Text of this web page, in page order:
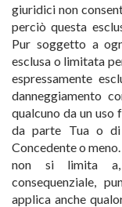
giuridici non
perciò questa
Pur soggetto a
esclusa o limitata
espressamente
danneggiamento
qualcuno da un uso
da parte Tua o
Concedente o
non si limita a,
consequenziale,
applica anche